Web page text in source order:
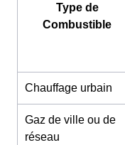
Type de
Combustible
Chauffage urbain
Gaz de ville ou de
réseau